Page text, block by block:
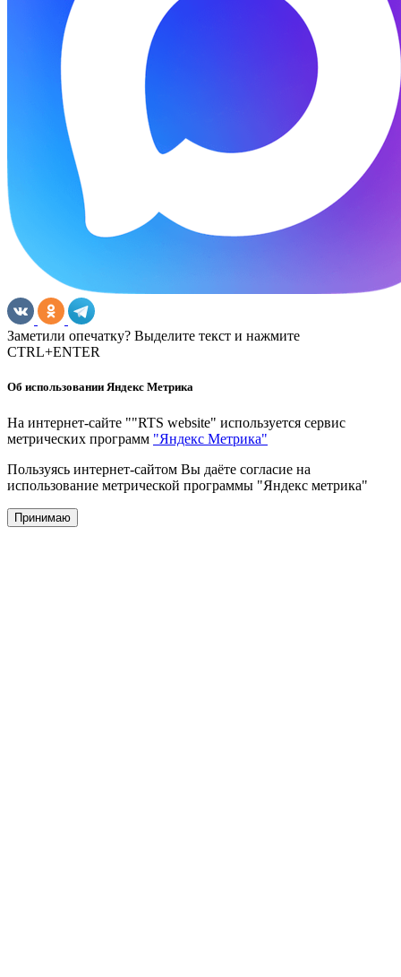
Заметили опечатку? Выделите текст и нажмите
CTRL+ENTER
Об использовании Яндекс Метрика
На интернет-сайте ""RTS website" используется сервис
метрических программ "Яндекс Метрика"
Пользуясь интернет-сайтом Вы даёте согласие на
использование метрической программы "Яндекс метрика"
Принимаю